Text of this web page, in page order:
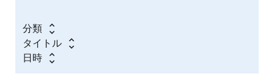
カスタムハードウェアを構築する
Design Package
設計および製造情報を参照し、カスタムハードウェ
分類
タイトル
日時